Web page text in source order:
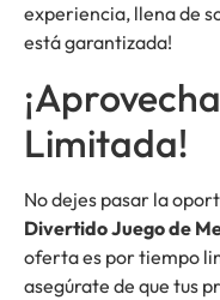
experiencia, llena de
está garantizada!
Limitada!
No dejes pasar la
Divertido Juego de
oferta es por tiempo
asegúrate de que tus